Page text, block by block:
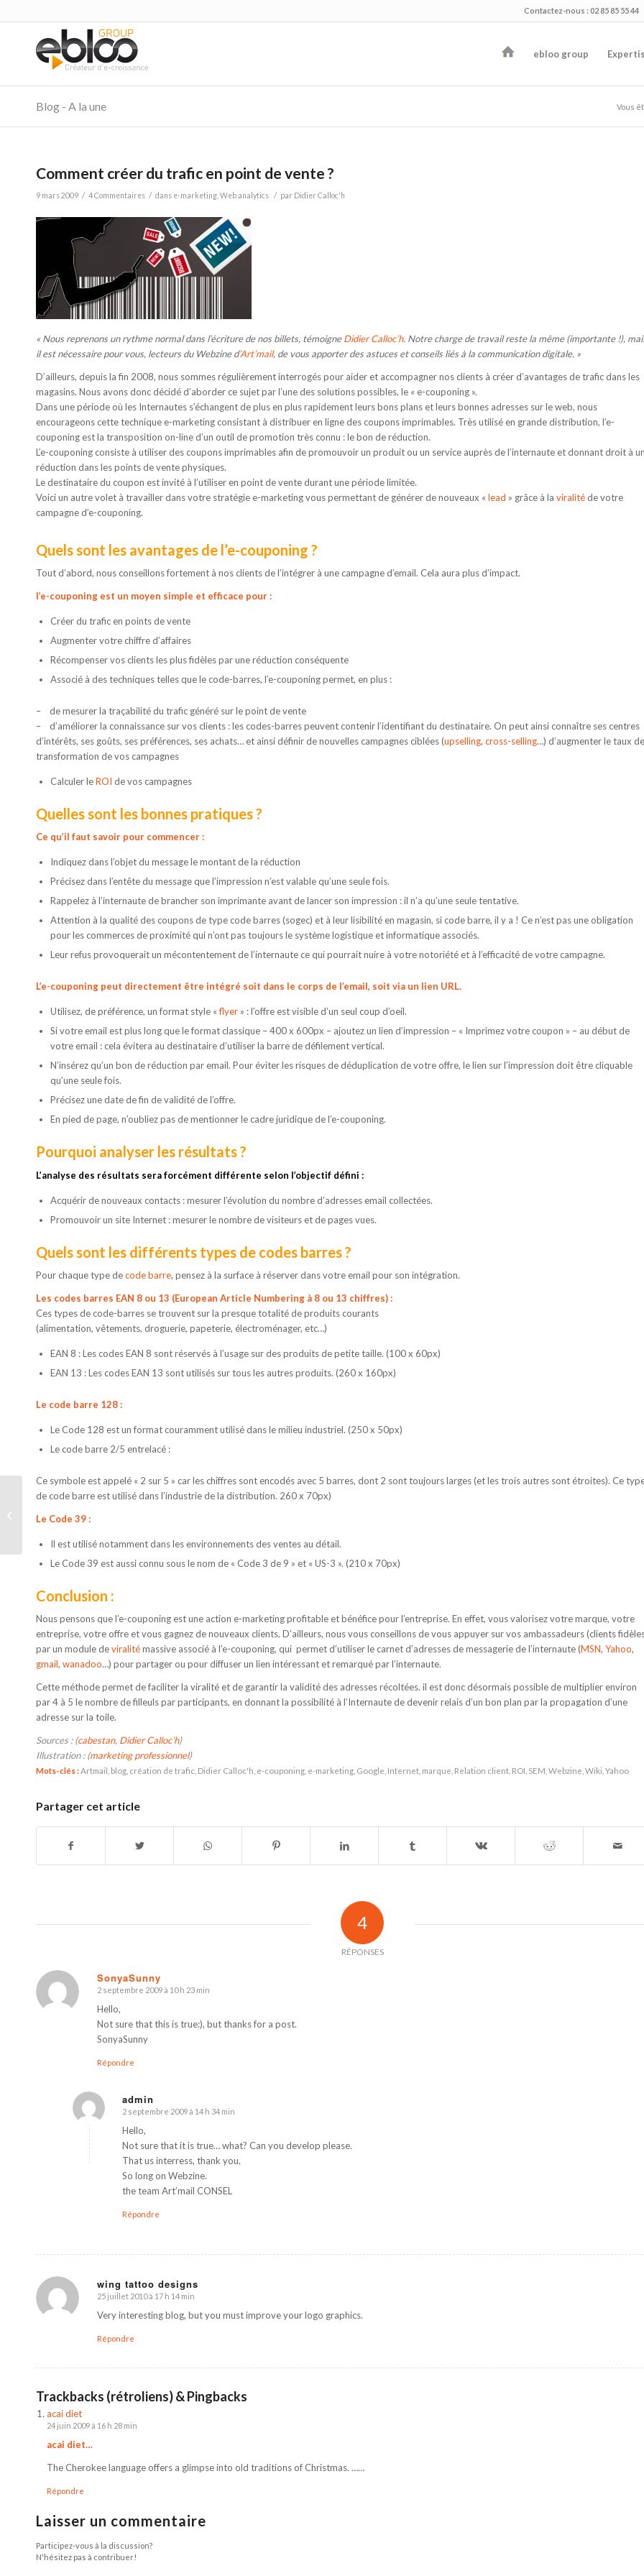
Contactez-nous : 02 85 85 55 44
ebloo group
Blog - A la une Vous
Comment créer du trafic en point de vente ?
9 mars 2009 / 4 Commentaires / dans e-marketing Web analytics / par Didier Calloc'h
« Nous reprenons un rythme normal dans l’écriture de nos billets, témoigneDidier Calloc’h. Notre charge de travail reste la même (importante !),
il est nécessaire pour vous, lecteurs du Webzine d’Art’mail, de vous apporter des astuces et conseils liés à la communication digitale. »
D’ailleurs, depuis la fin 2008, nous sommes régulièrement interrogés pour aider et accompagner nos clients à créer d’avantages de trafic dans les
magasins. Nous avons donc décidé d’aborder ce sujet par l’une des solutions possibles, le « e-couponing ».
Dans une période où les Internautes s’échangent de plus en plus rapidement leurs bons plans et leurs bonnes adresses sur le web, nous
encourageons cette technique e-marketing consistant à distribuer en ligne des coupons imprimables. Très utilisé en grande distribution, l’e-
couponing est la transposition on-line d’un outil de promotion très connu : le bon de réduction.
L’e-couponing consiste à utiliser des coupons imprimables afin de promouvoir un produit ou un service auprès de l’internaute et donnant droit à
réduction dans les points de vente physiques.
Le destinataire du coupon est invité à l’utiliser en point de vente durant une période limitée.
Voici un autre volet à travailler dans votre stratégie e-marketing vous permettant de générer de nouveaux « lead » grâce à la viralitéde votre
campagne d’e-couponing.
Quels sont les avantages de l’e-couponing ?
Tout d’abord, nous conseillons fortement à nos clients de l’intégrer à une campagne d’email. Cela aura plus d’impact.
l’e-couponing est un moyen simple et efficace pour :
Créer du trafic en points de vente
Augmenter votre chiffre d’affaires
Récompenser vos clients les plus fidèles par une réduction conséquente
Associé à des techniques telles que le code-barres, l’e-couponing permet, en plus :
– de mesurer la traçabilité du trafic généré sur le point de vente
– d’améliorer la connaissance sur vos clients : les codes-barres peuvent contenir l’identifiant du destinataire. On peut ainsi connaître ses centres
d’intérêts, ses goûts, ses préférences, ses achats… et ainsi définir de nouvelles campagnes ciblées (upselling, cross-selling…) d’augmenter le taux de
transformation de vos campagnes
Calculer leROI de vos campagnes
Quelles sont les bonnes pratiques ?
Ce qu’il faut savoir pour commencer :
Indiquez dans l’objet du message le montant de la réduction
Précisez dans l’entête du message que l’impression n’est valable qu’une seule fois.
Rappelez à l’internaute de brancher son imprimante avant de lancer son impression : il n’a qu’une seule tentative.
Attention à la qualité des coupons de type code barres (sogec) et à leur lisibilité en magasin, si code barre, il y a ! Ce n’est pas une obligation
pour les commerces de proximité qui n’ont pas toujours le système logistique et informatique associés.
Leur refus provoquerait un mécontentement de l’internaute ce qui pourrait nuire à votre notoriété et à l’efficacité de votre campagne.
L’e-couponing peut directement être intégré soit dans le corps de l’email, soit via un lien URL.
Utilisez, de préférence, un format style «flyer » : l’offre est visible d’un seul coup d’oeil.
Si votre email est plus long que le format classique – 400 x 600px – ajoutez un lien d’impression – « Imprimez votre coupon » – au début de
votre email : cela évitera au destinataire d’utiliser la barre de défilement vertical.
N’insérez qu’un bon de réduction par email. Pour éviter les risques de déduplication de votre offre, le lien sur l’impression doit être cliquable
qu’une seule fois.
Précisez une date de fin de validité de l’offre.
En pied de page, n’oubliez pas de mentionner le cadre juridique de l’e-couponing.
Pourquoi analyser les résultats ?
L’analyse des résultats sera forcément différente selon l’objectif défini :
Acquérir de nouveaux contacts : mesurer l’évolution du nombre d’adresses email collectées.
Promouvoir un site Internet : mesurer le nombre de visiteurs et de pages vues.
Quels sont les différents types de codes barres ?
Pour chaque type decode barre, pensez à la surface à réserver dans votre email pour son intégration.
Les codes barres EAN 8 ou 13 (European Article Numbering à 8 ou 13 chiffres) :
Ces types de code-barres se trouvent sur la presque totalité de produits courants
(alimentation, vêtements, droguerie, papeterie, électroménager, etc…)
EAN 8 : Les codes EAN 8 sont réservés à l’usage sur des produits de petite taille. (100 x 60px)
EAN 13 : Les codes EAN 13 sont utilisés sur tous les autres produits. (260 x 160px)
Le code barre 128 :
Le Code 128 est un format couramment utilisé dans le milieu industriel. (250 x 50px)
Le code barre 2/5 entrelacé :
Ce symbole est appelé « 2 sur 5 » car les chiffres sont encodés avec 5 barres, dont 2 sont toujours larges (et les trois autres sont étroites). Ce
de code barre est utilisé dans l’industrie de la distribution. 260 x 70px)
Le Code 39 :
Il est utilisé notamment dans les environnements des ventes au détail.
Le Code 39 est aussi connu sous le nom de « Code 3 de 9 » et « US-3 ». (210 x 70px)
Conclusion :
Nous pensons que l’e-couponing est une action e-marketing profitable et bénéfice pour l’entreprise. En effet, vous valorisez votre marque, votre
entreprise, votre offre et vous gagnez de nouveaux clients. D’ailleurs, nous vous conseillons de vous appuyer sur vos ambassadeurs (clients
par un module deviralitémassive associé à l’e-couponing, qui permet d’utiliser le carnet d’adresses de messagerie de l’internaute (MSN, Yahoo,
gmail, wanadoo…) pour partager ou pour diffuser un lien intéressant et remarqué par l’internaute.
Cette méthode permet de faciliter la viralité et de garantir la validité des adresses récoltées. il est donc désormais possible de multiplier environ
par 4 à 5 le nombre de filleuls par participants, en donnant la possibilité à l’Internaute de devenir relais d’un bon plan par la propagation d’une
adresse sur la toile.
Sources : (cabestan, Didier Calloc’h)
Illustration : (marketing professionnel)
Mots-clés :Artmail blog création de trafic Didier Calloc'h e-couponing e-marketing Google Internet marque Relation client ROI SEM Webzine Wiki Yahoo
Partager cet article
4
RÉPONSES
SonyaSunny
dit
:
2 septembre 2009 à 10 h 23 min
Hello,
Not sure that this is true:), but thanks for a post.
SonyaSunny
Répondre
admin
dit
2 septembre 2009 à 14 h 34 min
Hello,
Not sure that it is true… what? Can you develop please.
That us interress, thank you.
So long on Webzine.
the team Art’mail CONSEL
Répondre
wing tattoo designs
dit
:
25 juillet 2010 à 17 h 14 min
Very interesting blog, but you must improve your logo graphics.
Répondre
Trackbacks (rétroliens) & Pingbacks
acai diet
24 juin 2009 à 16 h 28 min
acai diet…
The Cherokee language offers a glimpse into old traditions of Christmas. ……
Répondre
Laisser un commentaire
Participez-vous à la discussion?
N'hésitez pas à contribuer!